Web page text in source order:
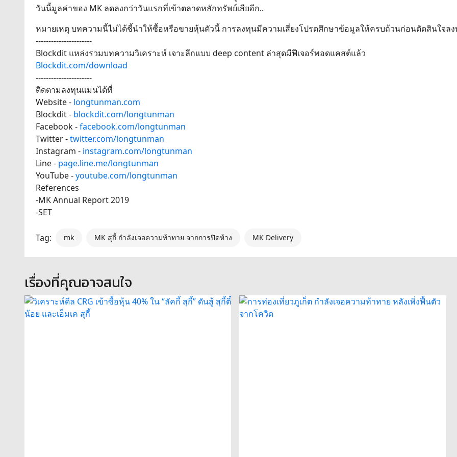
วันนี้มูลค่าของ MK ลดลงกว่าวันแรกที่เข้าตลาดหลักทรัพย์เสียอีก..
หมายเหตุ บทความนี้ไม่ได้ชี้นำให้ซื้อหรือขายหุ้นตัวนี้ การลงทุนมีความเสี่ยงโปรดศึกษาข้อมูลให้ครบถ้วนก่อนตัดสินใจล
----------------------
Blockdit แหล่งรวมบทความวิเคราะห์ เจาะลึกแบบ deep content ล่าสุดมีฟีเจอร์พอดแคสต์แล้ว
Blockdit.com/download
----------------------
ติดตามลงทุนแมนได้ที่
Website - longtunman.com
Blockdit - blockdit.com/longtunman
Facebook -facebook.com/longtunman
Twitter -twitter.com/longtunman
Instagram - instagram.com/longtunman
Line - page.line.me/longtunman
YouTube -youtube.com/longtunman
References
-MK Annual Report 2019
-SET
Tag: mk MK สุกี้ กำลังเจอความท้าทาย จากการปิดห้าง MK Delivery
เรื่องที่คุณอาจสนใจ